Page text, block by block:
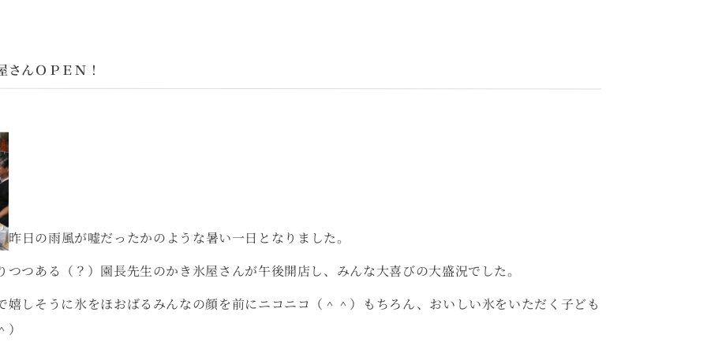
さんＯＰＥＮ！
昨日の雨風が嘘だったかのような暑い一日となりました。
つつある（？）園長先生のかき氷屋さんが午後開店し、みんな大喜びの大盛況でした。
嬉しそうに氷をほおばるみんなの顔を前にニコニコ（＾＾）もちろん、おいしい氷をいただく子ども